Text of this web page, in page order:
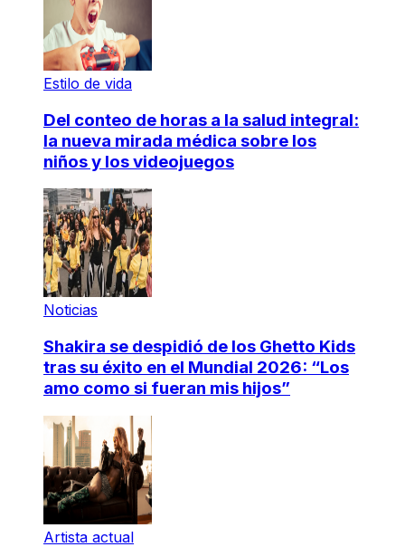
Estilo de vida
Del conteo de horas a la salud integral:
la nueva mirada médica sobre los
niños y los videojuegos
Noticias
Shakira se despidió de los Ghetto Kids
tras su éxito en el Mundial 2026: “Los
amo como si fueran mis hijos”
Artista actual